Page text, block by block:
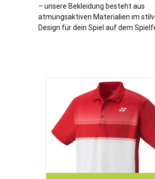
– unsere Bekleidung besteht aus
atmungsaktiven Materialien im
Design für dein Spiel auf dem